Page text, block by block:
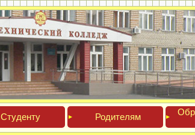
Сту­ден­ту Роди­телям